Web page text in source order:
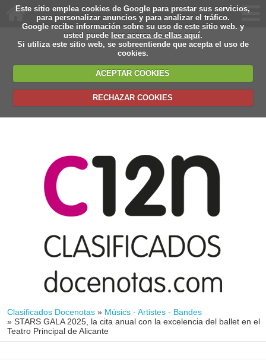
Este sitio emplea cookies de Google para prestar sus servicios,
para personalizar anuncios y para analizar el tráfico.
Google recibe información sobre su uso de este sitio web. y
usted puede leer acerca de ellas aquí.
Si utiliza este sitio web, se sobreentiende que acepta el uso de
cookies.
ACEPTAR COOKIES
RECHAZAR COOKIES
Clasificados Docenotas » Músics - Artistes - Bandes
» STARS GALA 2025, la cita anual con la excelencia del ballet en el
Teatro Principal de Alicante